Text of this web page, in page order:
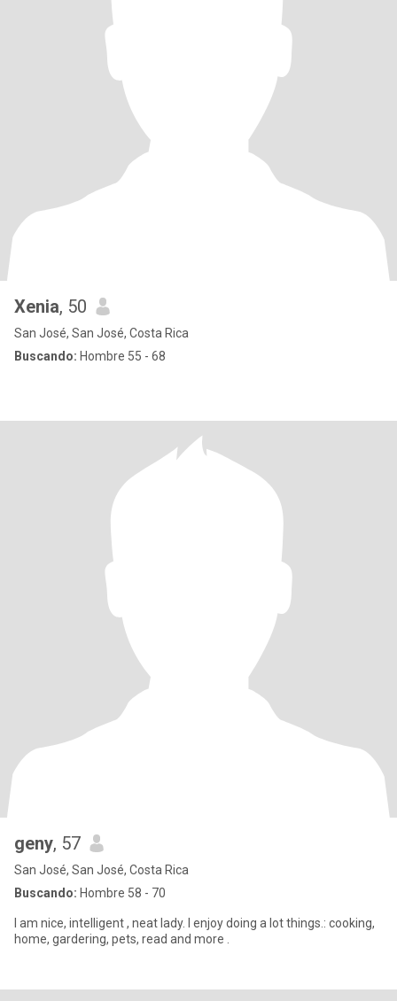
Xenia, 50
San José, San José, Costa Rica
Buscando: Hombre 55 - 68
geny, 57
San José, San José, Costa Rica
Buscando: Hombre 58 - 70
I am nice, intelligent , neat lady. I enjoy doing a lot things.: cooking,
home, gardering, pets, read and more .